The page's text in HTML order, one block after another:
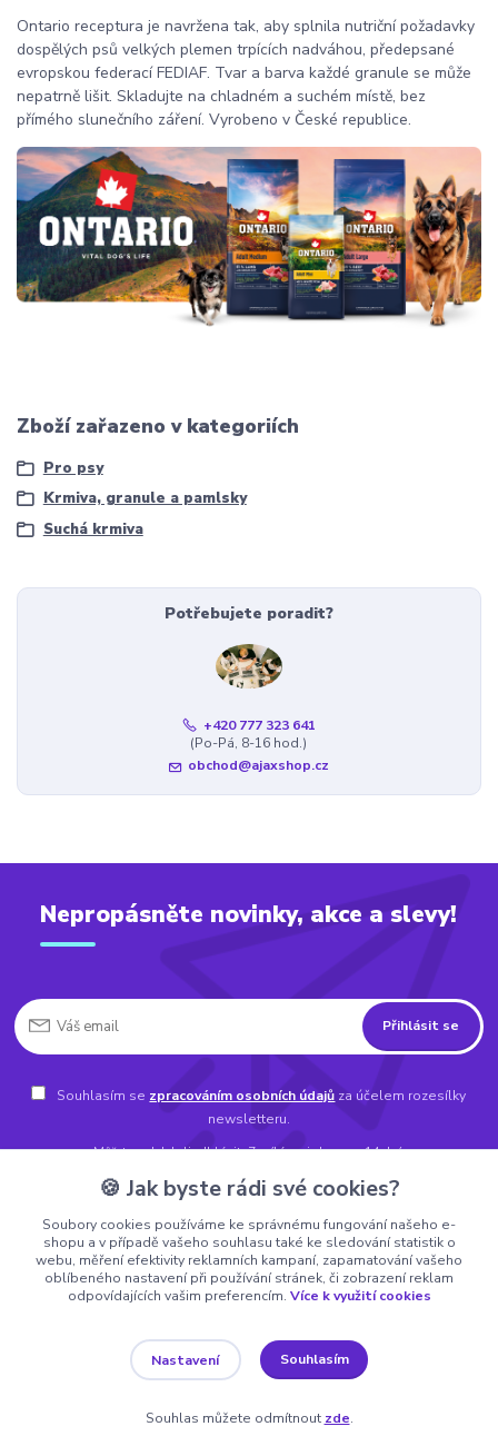
Ontario receptura je navržena tak, aby splnila nutriční požadavky
dospělých psů velkých plemen trpících nadváhou, předepsané
evropskou federací FEDIAF. Tvar a barva každé granule se může
nepatrně lišit. Skladujte na chladném a suchém místě, bez
přímého slunečního záření. Vyrobeno v České republice.
Zboží zařazeno v kategoriích
Pro psy
Krmiva, granule a pamlsky
Suchá krmiva
Potřebujete poradit?
+420 777 323 641
(Po-Pá, 8-16 hod.)
obchod@ajaxshop.cz
Nepropásněte novinky, akce a slevy!
Přihlásit se
Souhlasím se zpracováním osobních údajů za účelem rozesílky
newsletteru.
Můžete se kdykoli odhlásit. Zasíláme jednou za 14 dní.
Informace pro zákazníky
🍪 Jak byste rádi své cookies?
Soubory cookies používáme ke správnému fungování našeho e-
shopu a v případě vašeho souhlasu také ke sledování statistik o
webu, měření efektivity reklamních kampaní, zapamatování vašeho
oblíbeného nastavení při používání stránek, či zobrazení reklam
odpovídajících vašim preferencím. Více k využití cookies
Nastavení Souhlasím
Souhlas můžete odmítnout zde.